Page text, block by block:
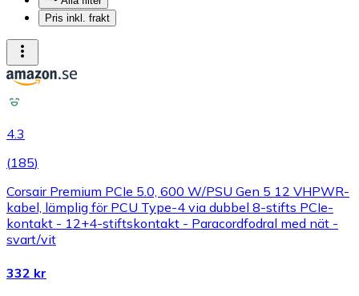
Pris inkl. frakt
4.3
(185)
Corsair Premium PCIe 5.0, 600 W/PSU Gen 5 12 VHPWR-
kabel, lämplig för PCU Type-4 via dubbel 8-stifts PCIe-
kontakt - 12+4-stiftskontakt - Paracordfodral med nät -
svart/vit
332 kr